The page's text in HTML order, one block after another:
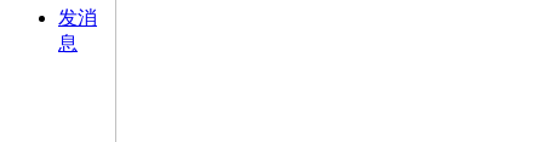
发消
息